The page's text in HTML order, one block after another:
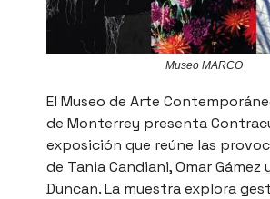
Museo MARCO
El Museo de Arte
de Monterrey presenta
exposición que reúne las
de Tania Candiani, Omar Gámez
Duncan. La muestra explora